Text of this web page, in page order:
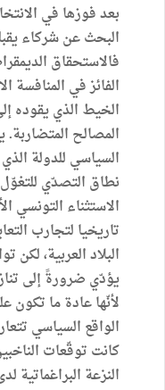
بعد فوزها في
البحث عن شركاء
فالاستحقاق
الفائز في
الخيط الذي يقوده
المصالح
السياسي للدولة
نطاق التصدّي للتغوّل
الاستثناء التونسي
تاريخيا لتجارب
البلاد العربية،
يؤدّي ضرورةً إلى
لأنّها عادة ما تكون
الواقع السياسي
كانت توقّعات
النزعة